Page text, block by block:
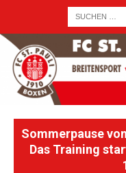
Sommerpause
Das Training